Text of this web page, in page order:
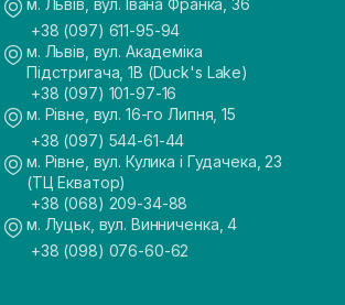
м. Львів, вул. Івана Франка, 36
+38 (097) 611-95-94
м. Львів, вул. Академіка
Підстригача, 1В (Duck's Lake)
+38 (097) 101-97-16
м. Рівне, вул. 16-го Липня, 15
+38 (097) 544-61-44
м. Рівне, вул. Кулика і Гудачека, 23
(ТЦ Екватор)
+38 (068) 209-34-88
м. Луцьк, вул. Винниченка, 4
+38 (098) 076-60-62